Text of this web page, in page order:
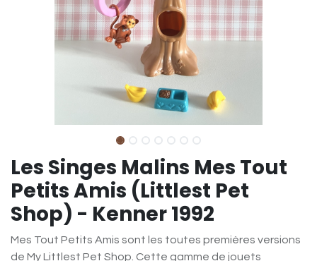
Les Singes Malins Mes Tout
Petits Amis (Littlest Pet
Shop) - Kenner 1992
Mes Tout Petits Amis sont les toutes premières versions
de My Littlest Pet Shop. Cette gamme de jouets